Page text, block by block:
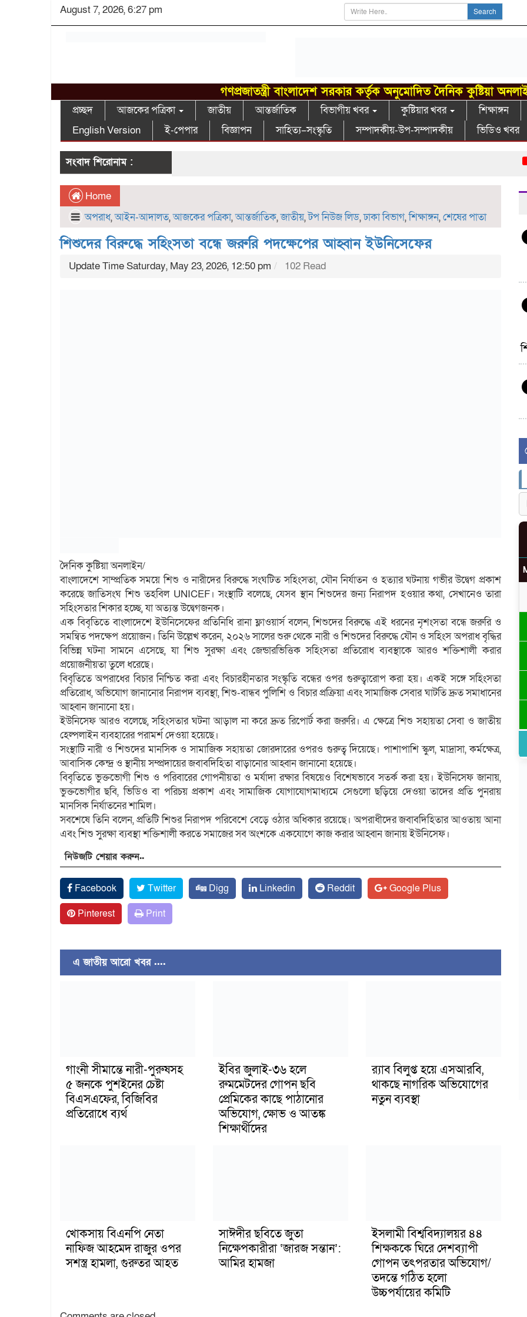
August 7, 2026, 6:27 pm Search
গণপ্রজাতন্ত্রী বাংলাদেশ সরকার কর্তৃক অনুমোদিত দৈনিক কুষ্টিয়া
প্রচ্ছদ আজকের পত্রিকা জাতীয় আন্তর্জাতিক বিভাগীয় খবর কুষ্টিয়ার খবর শিক্ষাঙ্গন
English Version
ই-পেপার বিজ্ঞাপন সাহিত্য–সংস্কৃতি সম্পাদকীয়-উপ-সম্পাদকীয় ভিডিও খবর
সংবাদ শিরোনাম :
Home
অপরাধ,আইন-আদালত,আজকের পত্রিকা,আন্তর্জাতিক,জাতীয়,টপ নিউজ লিড,ঢাকা বিভাগ,শিক্ষাঙ্গন,শেষের পাতা
শিশুদের বিরুদ্ধে সহিংসতা বন্ধে জরুরি পদক্ষেপের আহ্বান ইউনিসেফের
Update Time Saturday, May 23, 2026, 12:50 pm 102 Read
দৈনিক কুষ্টিয়া অনলাইন/
বাংলাদেশে সাম্প্রতিক সময়ে শিশু ও নারীদের বিরুদ্ধে সংঘটিত সহিংসতা, যৌন নির্যাতন ও হত্যার ঘটনায় গভীর উদ্বেগ প্রকাশ
করেছে জাতিসংঘ শিশু তহবিল UNICEF। সংস্থাটি বলেছে, যেসব স্থান শিশুদের জন্য নিরাপদ হওয়ার কথা, সেখানেও তারা
সহিংসতার শিকার হচ্ছে, যা অত্যন্ত উদ্বেগজনক।
এক বিবৃতিতে বাংলাদেশে ইউনিসেফের প্রতিনিধি রানা ফ্লাওয়ার্স বলেন, শিশুদের বিরুদ্ধে এই ধরনের নৃশংসতা বন্ধে জরুরি ও
সমন্বিত পদক্ষেপ প্রয়োজন। তিনি উল্লেখ করেন, ২০২৬ সালের শুরু থেকে নারী ও শিশুদের বিরুদ্ধে যৌন ও সহিংস অপরাধ বৃদ্ধির
বিভিন্ন ঘটনা সামনে এসেছে, যা শিশু সুরক্ষা এবং জেন্ডারভিত্তিক সহিংসতা প্রতিরোধ ব্যবস্থাকে আরও শক্তিশালী করার
প্রয়োজনীয়তা তুলে ধরেছে।
বিবৃতিতে অপরাধের বিচার নিশ্চিত করা এবং বিচারহীনতার সংস্কৃতি বন্ধের ওপর গুরুত্বারোপ করা হয়। একই সঙ্গে সহিংসতা
প্রতিরোধ, অভিযোগ জানানোর নিরাপদ ব্যবস্থা, শিশু-বান্ধব পুলিশি ও বিচার প্রক্রিয়া এবং সামাজিক সেবার ঘাটতি দ্রুত সমাধানের
আহ্বান জানানো হয়।
ইউনিসেফ আরও বলেছে, সহিংসতার ঘটনা আড়াল না করে দ্রুত রিপোর্ট করা জরুরি। এ ক্ষেত্রে শিশু সহায়তা সেবা ও জাতীয়
হেল্পলাইন ব্যবহারের পরামর্শ দেওয়া হয়েছে।
সংস্থাটি নারী ও শিশুদের মানসিক ও সামাজিক সহায়তা জোরদারের ওপরও গুরুত্ব দিয়েছে। পাশাপাশি স্কুল, মাদ্রাসা, কর্মক্ষেত্র,
আবাসিক কেন্দ্র ও স্থানীয় সম্প্রদায়ের জবাবদিহিতা বাড়ানোর আহ্বান জানানো হয়েছে।
বিবৃতিতে ভুক্তভোগী শিশু ও পরিবারের গোপনীয়তা ও মর্যাদা রক্ষার বিষয়েও বিশেষভাবে সতর্ক করা হয়। ইউনিসেফ জানায়,
ভুক্তভোগীর ছবি, ভিডিও বা পরিচয় প্রকাশ এবং সামাজিক যোগাযোগমাধ্যমে সেগুলো ছড়িয়ে দেওয়া তাদের প্রতি পুনরায়
মানসিক নির্যাতনের শামিল।
সবশেষে তিনি বলেন, প্রতিটি শিশুর নিরাপদ পরিবেশে বেড়ে ওঠার অধিকার রয়েছে। অপরাধীদের জবাবদিহিতার আওতায় আনা
এবং শিশু সুরক্ষা ব্যবস্থা শক্তিশালী করতে সমাজের সব অংশকে একযোগে কাজ করার আহ্বান জানায় ইউনিসেফ।
নিউজটি শেয়ার করুন..
Facebook Twitter Digg Linkedin Reddit
Google Plus
Pinterest
Print
এ জাতীয় আরো খবর ....
গাংনী সীমান্তে নারী-পুরুষসহ
৫ জনকে পুশইনের চেষ্টা
বিএসএফের, বিজিবির
প্রতিরোধে ব্যর্থ
ইবির জুলাই-৩৬ হলে
রুমমেটদের গোপন ছবি
প্রেমিকের কাছে পাঠানোর
অভিযোগ, ক্ষোভ ও আতঙ্ক
শিক্ষার্থীদের
র‍্যাব বিলুপ্ত হয়ে এসআরবি,
থাকছে নাগরিক অভিযোগের
নতুন ব্যবস্থা
খোকসায় বিএনপি নেতা
নাফিজ আহমেদ রাজুর ওপর
সশস্ত্র হামলা, গুরুতর আহত
সাঈদীর ছবিতে জুতা
নিক্ষেপকারীরা ‘জারজ সন্তান’:
আমির হামজা
ইসলামী বিশ্ববিদ্যালয়র ৪৪
শিক্ষককে ঘিরে দেশব্যাপী
গোপন তৎপরতার অভিযোগ/
তদন্তে গঠিত হলো
উচ্চপর্যায়ের কমিটি